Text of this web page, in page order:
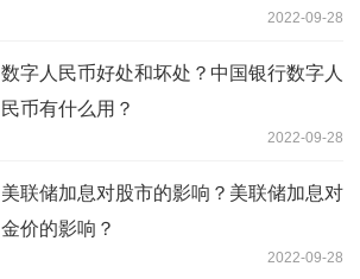
2022-09-28
数字人民币好处和坏处？中国银行数字人
民币有什么用？
2022-09-28
美联储加息对股市的影响？美联储加息对
金价的影响？
2022-09-28